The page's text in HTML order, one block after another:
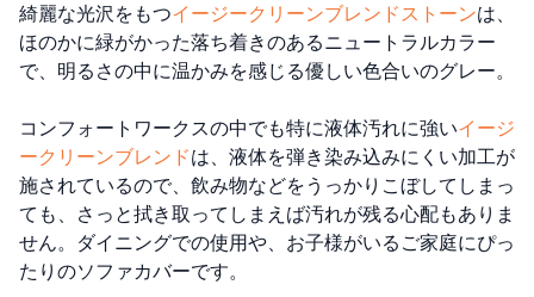
綺麗な光沢をもつイージークリーンブレンドストーンは、
ほのかに緑がかった落ち着きのあるニュートラルカラー
で、明るさの中に温かみを感じる優しい色合いのグレー。
コンフォートワークスの中でも特に液体汚れに強いイージ
ークリーンブレンドは、液体を弾き染み込みにくい加工が
施されているので、飲み物などをうっかりこぼしてしまっ
ても、さっと拭き取ってしまえば汚れが残る心配もありま
せん。ダイニングでの使用や、お子様がいるご家庭にぴっ
たりのソファカバーです。